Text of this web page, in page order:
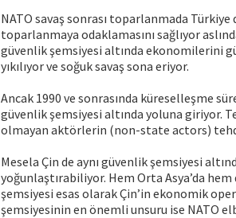
NATO savaş sonrası toparlanmada
toparlanmaya odaklamasını sağlıyor
güvenlik şemsiyesi altında ekonomilerini
yıkılıyor ve soğuk savaş sona eriyor.
Ancak 1990 ve sonrasında küreselleşme
güvenlik şemsiyesi altında yoluna giriyor.
olmayan aktörlerin (non-state actors)
Mesela Çin de aynı güvenlik şemsiyesi
yoğunlaştırabiliyor. Hem Orta Asya’da
şemsiyesi esas olarak Çin’in ekonomik
şemsiyesinin en önemli unsuru ise NATO